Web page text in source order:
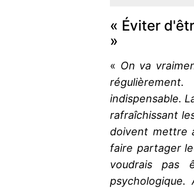
« Éviter
»
« On va
indispensable.
rafraîchissant
doivent mettre
faire partager
voudrais pas